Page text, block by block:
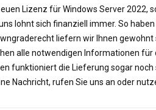
Lizenz für Windows Server 2022,
lohnt sich finanziell immer. So
liefern wir Ihnen
alle notwendigen Informationen für
funktioniert die Lieferung sogar
Nachricht, rufen Sie uns an oder